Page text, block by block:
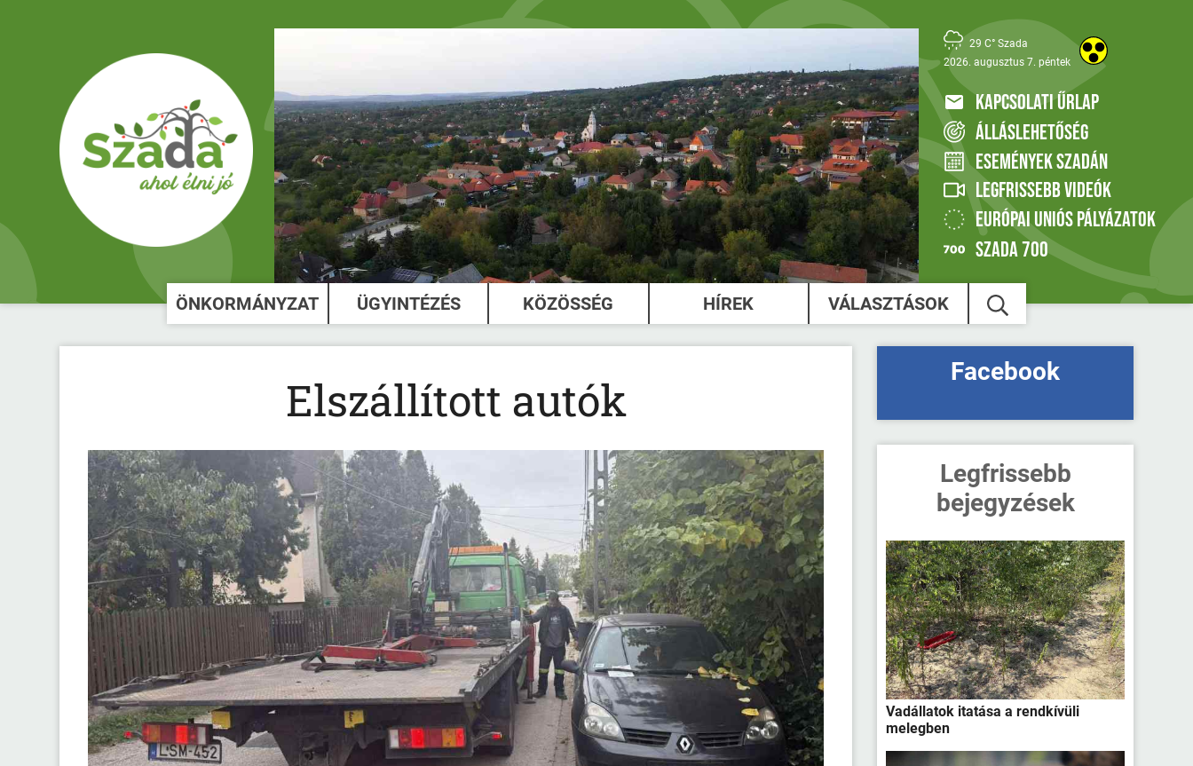
29 C° Szada
2026. augusztus 7. péntek
KAPCSOLATI ŰRLAP
ÁLLÁSLEHETŐSÉG
ESEMÉNYEK SZADÁN
LEGFRISSEBB VIDEÓK
EURÓPAI UNIÓS PÁLYÁZATOK
SZADA 700
ÖNKORMÁNYZAT ÜGYINTÉZÉS KÖZÖSSÉG HÍREK VÁLASZTÁSOK
Elszállított autók
Facebook
Legfrissebb
bejegyzések
Vadállatok itatása a rendkívüli
melegben